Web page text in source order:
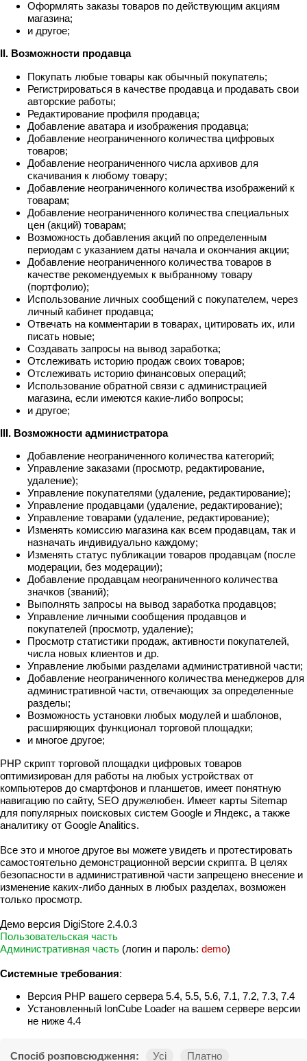
Оформлять заказы товаров по действующим акциям
магазина;
и другое;
II. Возможности продавца
Покупать любые товары как обычный покупатель;
Регистрироваться в качестве продавца и продавать свои
авторские работы;
Редактирование профиля продавца;
Добавление аватара и изображения продавца;
Добавление неограниченного количества цифровых
товаров;
Добавление неограниченного числа архивов для
скачивания к любому товару;
Добавление неограниченного количества изображений к
товарам;
Добавление неограниченного количества специальных
цен (акций) товарам;
Возможность добавления акций по определенным
периодам с указанием даты начала и окончания акции;
Добавление неограниченного количества товаров в
качестве рекомендуемых к выбранному товару
(портфолио);
Использование личных сообщений с покупателем, через
личный кабинет продавца;
Отвечать на комментарии в товарах, цитировать их, или
писать новые;
Создавать запросы на вывод заработка;
Отслеживать историю продаж своих товаров;
Отслеживать историю финансовых операций;
Использование обратной связи с администрацией
магазина, если имеются какие-либо вопросы;
и другое;
III. Возможности администратора
Добавление неограниченного количества категорий;
Управление заказами (просмотр, редактирование,
удаление);
Управление покупателями (удаление, редактирование);
Управление продавцами (удаление, редактирование);
Управление товарами (удаление, редактирование);
Изменять комиссию магазина как всем продавцам, так и
назначать индивидуально каждому;
Изменять статус публикации товаров продавцам (после
модерации, без модерации);
Добавление продавцам неограниченного количества
значков (званий);
Выполнять запросы на вывод заработка продавцов;
Управление личными сообщения продавцов и
покупателей (просмотр, удаление);
Просмотр статистики продаж, активности покупателей,
числа новых клиентов и др.
Управление любыми разделами административной части;
Добавление неограниченного количества менеджеров для
административной части, отвечающих за определенные
разделы;
Возможность установки любых модулей и шаблонов,
расширяющих функционал торговой площадки;
и многое другое;
PHP скрипт торговой площадки цифровых товаров
оптимизирован для работы на любых устройствах от
компьютеров до смартфонов и планшетов, имеет понятную
навигацию по сайту, SEO дружелюбен. Имеет карты Sitemap
для популярных поисковых систем Google и Яндекс, а также
аналитику от Google Analitics.
Все это и многое другое вы можете увидеть и протестировать
самостоятельно демонстрационной версии скрипта. В целях
безопасности в административной части запрещено внесение и
изменение каких-либо данных в любых разделах, возможен
только просмотр.
Демо версия DigiStore 2.4.0.3
Пользовательская часть
Административная часть (логин и пароль: demo)
Системные требования:
Версия PHP вашего сервера 5.4, 5.5, 5.6, 7.1, 7.2, 7.3, 7.4
Установленный IonCube Loader на вашем сервере версии
не ниже 4.4
Спосіб розповсюдження: Усі Платно